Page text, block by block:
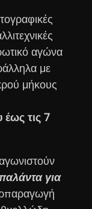
αγώνα
με
μήκους
έως τις 7
για